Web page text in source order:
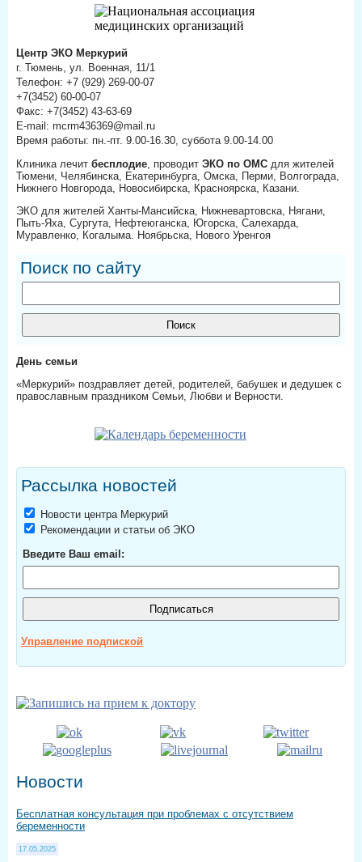
Центр ЭКО Меркурий
г. Тюмень, ул. Военная, 11/1
Телефон: +7 (929) 269-00-07
+7(3452) 60-00-07
Факс: +7(3452) 43-63-69
E-mail: mcrm436369@mail.ru
Время работы: пн.-пт. 9.00-16.30, суббота 9.00-14.00
Клиника лечит бесплодие, проводит ЭКО по ОМС для жителей
Тюмени, Челябинска, Екатеринбурга, Омска, Перми, Волгограда,
Нижнего Новгорода, Новосибирска, Красноярска, Казани.
ЭКО для жителей Ханты-Мансийска, Нижневартовска, Нягани,
Пыть-Яха, Сургута, Нефтеюганска, Югорска, Салехарда,
Муравленко, Когалыма. Ноябрьска, Нового Уренгоя
Поиск по сайту
День семьи
«Меркурий» поздравляет детей, родителей, бабушек и дедушек с
православным праздником Семьи, Любви и Верности.
Рассылка новостей
Новости центра Меркурий
Рекомендации и статьи об ЭКО
Введите Ваш email:
Управление подпиской
Новости
Бесплатная консультация при проблемах с отсутствием
беременности
17.05.2025